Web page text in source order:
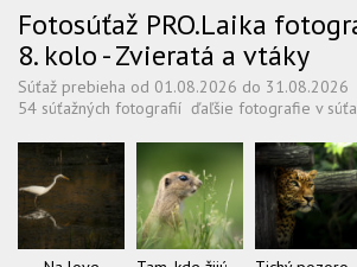
Fotosúťaž PRO.Laika
8. kolo - Zvieratá a vtáky
Súťaž prebieha od 01.08.2026 do 31.08.2026
54 súťažných fotografií ďaľšie fotografie v